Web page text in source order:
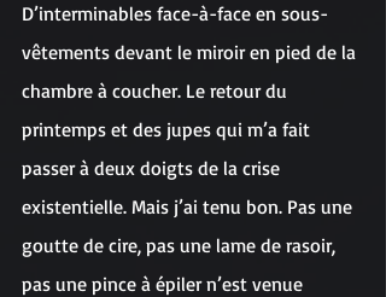
D’interminables face-à-face en sous-
vêtements devant le miroir en pied de la
chambre à coucher. Le retour du
printemps et des jupes qui m’a fait
passer à deux doigts de la crise
existentielle. Mais j’ai tenu bon. Pas une
goutte de cire, pas une lame de rasoir,
pas une pince à épiler n’est venue